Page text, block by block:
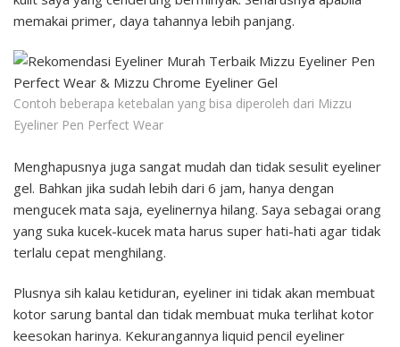
memakai primer, daya tahannya lebih panjang.
Contoh beberapa ketebalan yang bisa diperoleh dari Mizzu
Eyeliner Pen Perfect Wear
Menghapusnya juga sangat mudah dan tidak sesulit eyeliner
gel. Bahkan jika sudah lebih dari 6 jam, hanya dengan
mengucek mata saja, eyelinernya hilang. Saya sebagai orang
yang suka kucek-kucek mata harus super hati-hati agar tidak
terlalu cepat menghilang.
Plusnya sih kalau ketiduran, eyeliner ini tidak akan membuat
kotor sarung bantal dan tidak membuat muka terlihat kotor
keesokan harinya. Kekurangannya liquid pencil eyeliner